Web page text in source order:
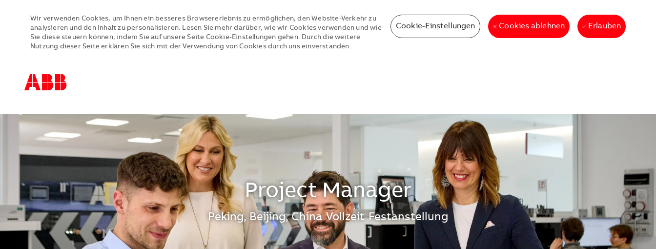
Wir verwenden Cookies, um Ihnen ein besseres Browsererlebnis zu ermöglichen, den Website-Verkehr zu
analysieren und den Inhalt zu personalisieren. Lesen Sie mehr darüber, wie wir Cookies verwenden und wie
Sie diese steuern können, indem Sie auf unsere Seite Cookie-Einstellungen gehen. Durch die weitere
Nutzung dieser Seite erklären Sie sich mit der Verwendung von Cookies durch uns einverstanden.
Cookie-Einstellungen Cookies ablehnen Erlauben
Project Manager
Standort
Peking, Beijing, China Vollzeit Festanstellung